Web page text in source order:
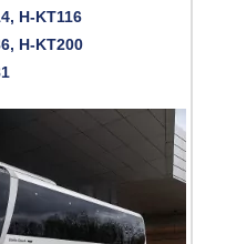
H-KT116
H-KT200